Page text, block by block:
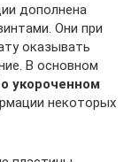
дополнена
Они при
оказывать
В основном
укороченном
некоторых